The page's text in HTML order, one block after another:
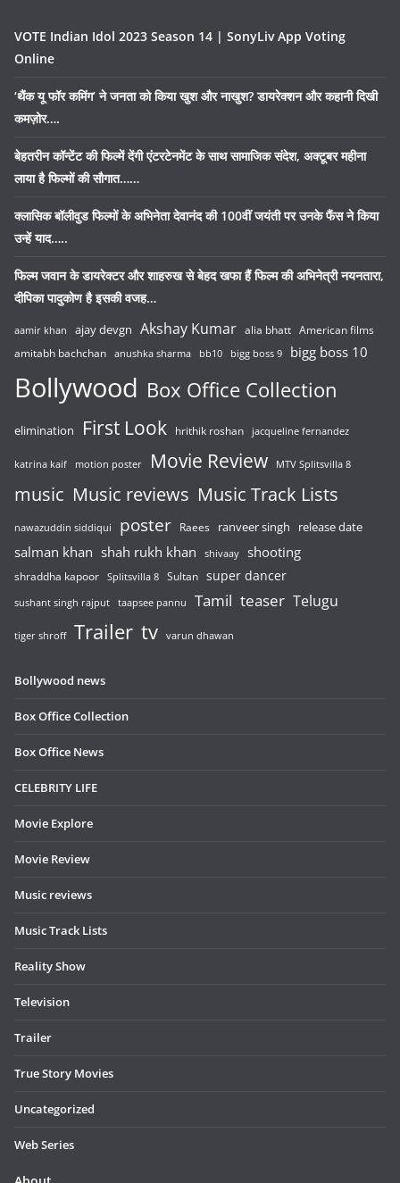
VOTE Indian Idol 2023 Season 14 | SonyLiv App Voting
Online
‘थैंक यू फॉर कमिंग’ ने जनता को किया खुश और नाखुश? डायरेक्शन और कहानी दिखी
कमज़ोर….
बेहतरीन कॉन्टेंट की फिल्में देंगी एंटरटेनमेंट के साथ सामाजिक संदेश, अक्टूबर महीना
लाया है फिल्मों की सौगात……
क्लासिक बॉलीवुड फिल्मों के अभिनेता देवानंद की 100वीं जयंती पर उनके फैंस ने किया
उन्हें याद…..
फिल्म जवान के डायरेक्टर और शाहरुख से बेहद खफा हैं फिल्म की अभिनेत्री नयनतारा,
दीपिका पादुकोण है इसकी वजह…
aamir khan ajay devgn Akshay Kumar alia bhatt American films
amitabh bachchan anushka sharma bb10 bigg boss 9 bigg boss 10
Bollywood Box Office Collection
elimination First Look hrithik roshan jacqueline fernandez
katrina kaif motion poster Movie Review MTV Splitsvilla 8
music Music reviews Music Track Lists
nawazuddin siddiqui poster Raees ranveer singh release date
salman khan shah rukh khan shivaay shooting
shraddha kapoor Splitsvilla 8 Sultan super dancer
sushant singh rajput taapsee pannu Tamil teaser Telugu
tiger shroff Trailer tv varun dhawan
Bollywood news
Box Office Collection
Box Office News
CELEBRITY LIFE
Movie Explore
Movie Review
Music reviews
Music Track Lists
Reality Show
Television
Trailer
True Story Movies
Uncategorized
Web Series